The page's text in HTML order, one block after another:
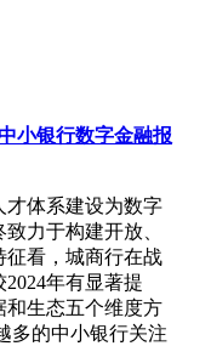
小银行数字金融报
才体系建设为数字
力于构建开放、
征看，城商行在战
年有显著提
和生态五个维度方
多的中小银行关注